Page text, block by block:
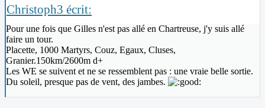
Christoph3 écrit:
Pour une fois que Gilles n'est pas allé en Chartreuse, j'y suis allé
faire un tour.
Placette, 1000 Martyrs, Couz, Egaux, Cluses,
Granier.150km/2600m d+
Les WE se suivent et ne se ressemblent pas : une vraie belle sortie.
Du soleil, presque pas de vent, des jambes.